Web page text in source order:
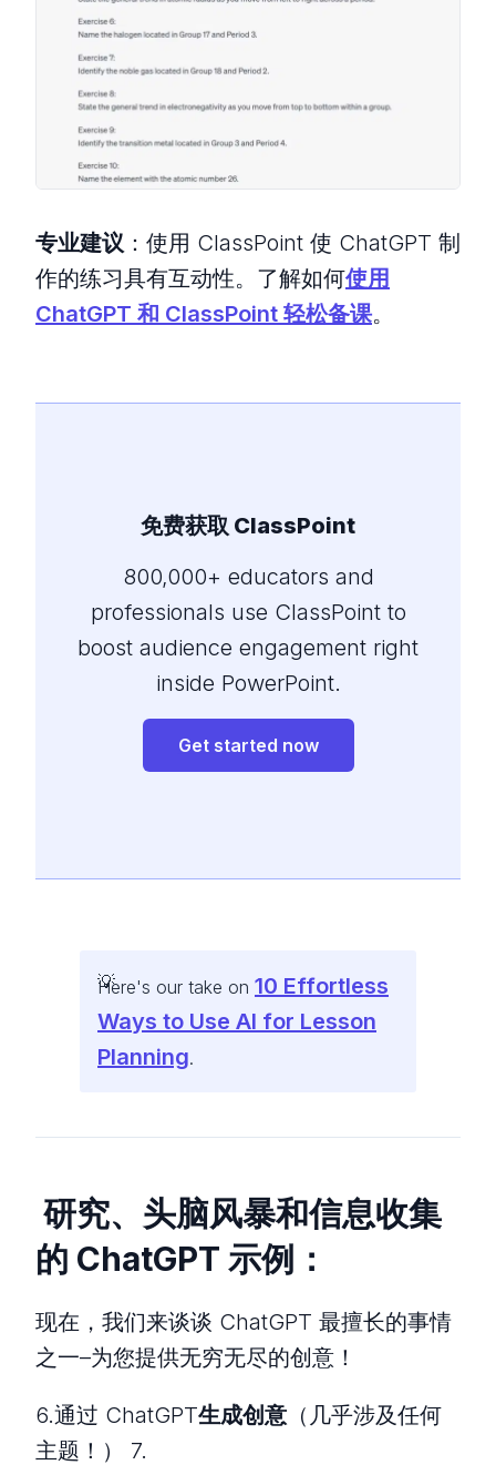
专业建议 ：使用 ClassPoint 使 ChatGPT 制
作的练习具有互动性。了解如何使用
ChatGPT 和 ClassPoint 轻松备课。
免费获取 ClassPoint
800,000+ educators and
professionals use ClassPoint to
boost audience engagement right
inside PowerPoint.
Get started now
Here's our take on 10 Effortless
Ways to Use AI for Lesson
Planning.
研究、头脑风暴和信息收集
的 ChatGPT 示例：
现在，我们来谈谈 ChatGPT 最擅长的事情
之一–为您提供无穷无尽的创意！
6.通过 ChatGPT生成创意 （几乎涉及任何
主题！） 7.